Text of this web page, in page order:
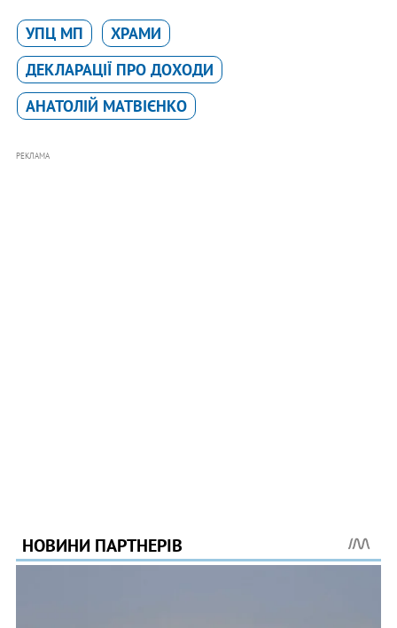
УПЦ МП
ХРАМИ
ДЕКЛАРАЦІЇ ПРО ДОХОДИ
АНАТОЛІЙ МАТВІЄНКО
РЕКЛАМА